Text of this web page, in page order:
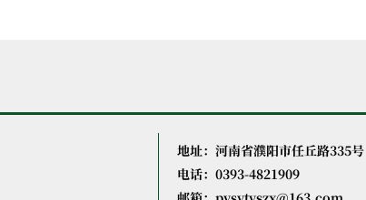
地址：河南省濮阳市任丘路335号
电话：0393-4821909